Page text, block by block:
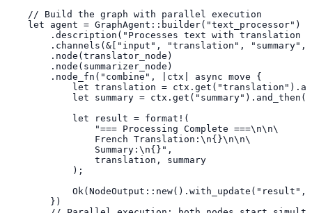
    // Build the graph with parallel execution
    let agent = GraphAgent::builder("text_processor")
.description("Processes text with translation
.channels(&["input", "translation", "summary",
        .node(translator_node)
        .node(summarizer_node)
        .node_fn("combine", |ctx| async move {
let translation =
let summary =
            let result = format!(
                "=== Processing Complete ===\n\n\
                French Translation:\n{}\n\n\
                Summary:\n{}",
                translation, summary
            );
Ok(NodeOutput::new().with_update("result",
        })